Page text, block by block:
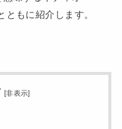
ともに紹介します。
[非表示]